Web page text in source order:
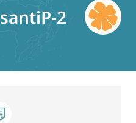
santiP-2